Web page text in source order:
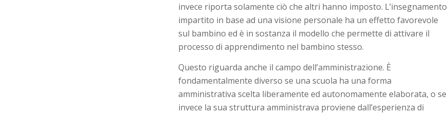
invece riporta solamente ciò che altri hanno imposto. L’insegnamento
impartito in base ad una visione personale ha un effetto favorevole
sul bambino ed è in sostanza il modello che permette di attivare il
processo di apprendimento nel bambino stesso.
Questo riguarda anche il campo dell’amministrazione. È
fondamentalmente diverso se una scuola ha una forma
amministrativa scelta liberamente ed autonomamente elaborata, o se
invece la sua struttura amministrava proviene dall’esperienza di